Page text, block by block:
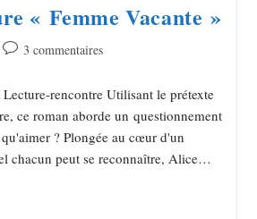
« Femme Vacante »
3 commentaires
rencontre Utilisant le prétexte
ce roman aborde un questionnement
? Plongée au cœur d'un
chacun peut se reconnaître, Alice…